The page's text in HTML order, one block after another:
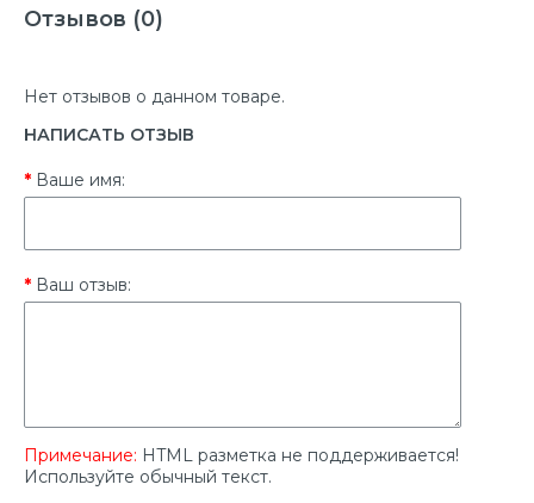
Отзывов (0)
Нет отзывов о данном товаре.
НАПИСАТЬ ОТЗЫВ
Ваше имя:
Ваш отзыв:
Примечание: HTML разметка не поддерживается!
Используйте обычный текст.